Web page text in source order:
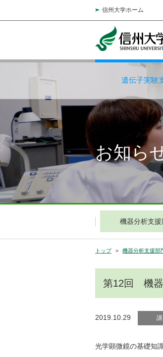
信州大学ホーム
お知ら
遺伝子実験
機器分析支援
トップ 機器分析支援部
第12回 機器
2019.10.29
光学顕微鏡の基礎知